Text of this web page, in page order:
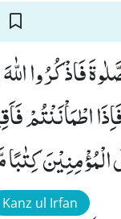
فَاذْكُرُوا
اطْمَاْنَنْتُمْ
كِتٰبًا
Kanz ul Irfan